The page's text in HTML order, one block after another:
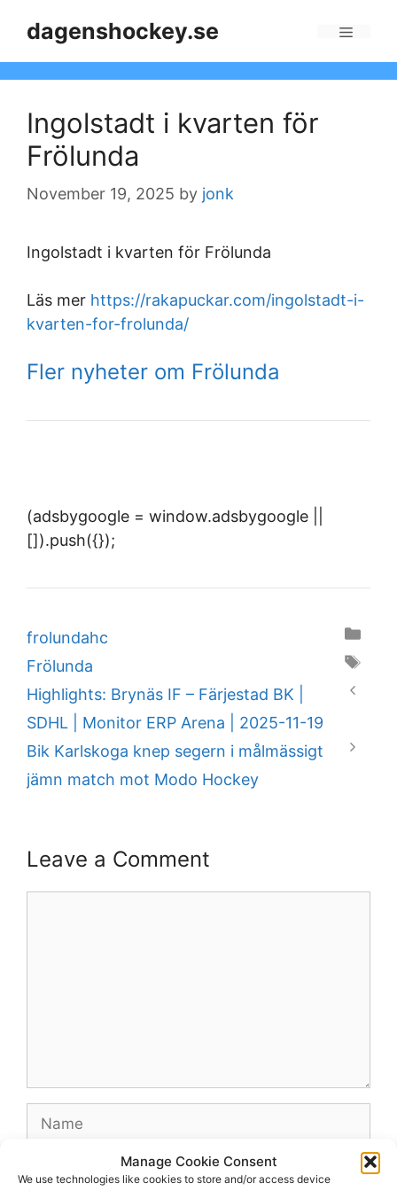
Manage Cookie Consent
We use technologies like cookies to store and/or access device
dagenshockey.se
Ingolstadt i kvarten för
Frölunda
November 19, 2025 by jonk
Ingolstadt i kvarten för Frölunda
Läs mer https://rakapuckar.com/ingolstadt-i-
kvarten-for-frolunda/
Fler nyheter om Frölunda
(adsbygoogle = window.adsbygoogle ||
[]).push({});
Categories
frolundahc
Tags
Frölunda
Highlights: Brynäs IF – Färjestad BK |
SDHL | Monitor ERP Arena | 2025-11-19
Bik Karlskoga knep segern i målmässigt
jämn match mot Modo Hockey
Leave a Comment
Name